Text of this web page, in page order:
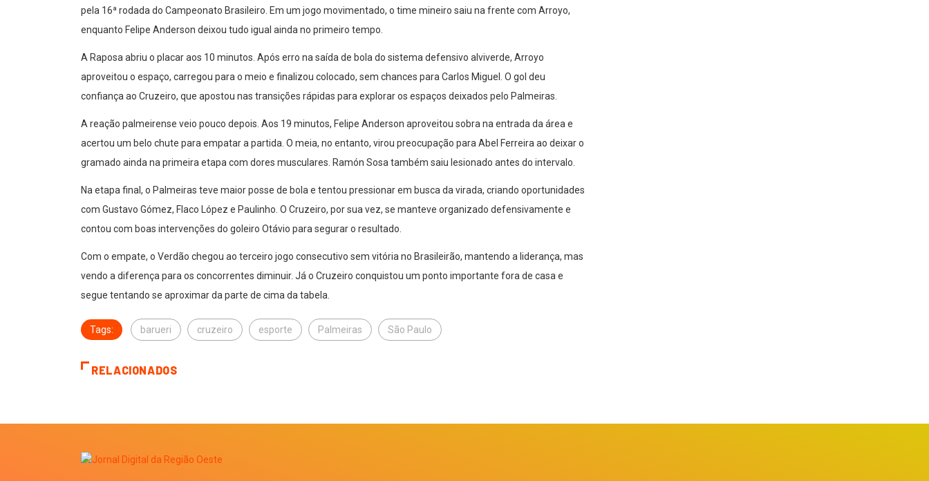
pela 16ª rodada do Campeonato Brasileiro. Em um jogo movimentado, o time mineiro saiu na frente com Arroyo,
enquanto Felipe Anderson deixou tudo igual ainda no primeiro tempo.
A Raposa abriu o placar aos 10 minutos. Após erro na saída de bola do sistema defensivo alviverde, Arroyo
aproveitou o espaço, carregou para o meio e finalizou colocado, sem chances para Carlos Miguel. O gol deu
confiança ao Cruzeiro, que apostou nas transições rápidas para explorar os espaços deixados pelo Palmeiras.
A reação palmeirense veio pouco depois. Aos 19 minutos, Felipe Anderson aproveitou sobra na entrada da área e
acertou um belo chute para empatar a partida. O meia, no entanto, virou preocupação para Abel Ferreira ao deixar o
gramado ainda na primeira etapa com dores musculares. Ramón Sosa também saiu lesionado antes do intervalo.
Na etapa final, o Palmeiras teve maior posse de bola e tentou pressionar em busca da virada, criando oportunidades
com Gustavo Gómez, Flaco López e Paulinho. O Cruzeiro, por sua vez, se manteve organizado defensivamente e
contou com boas intervenções do goleiro Otávio para segurar o resultado.
Com o empate, o Verdão chegou ao terceiro jogo consecutivo sem vitória no Brasileirão, mantendo a liderança, mas
vendo a diferença para os concorrentes diminuir. Já o Cruzeiro conquistou um ponto importante fora de casa e
segue tentando se aproximar da parte de cima da tabela.
Tags: barueri cruzeiro esporte Palmeiras São Paulo
RELACIONADOS